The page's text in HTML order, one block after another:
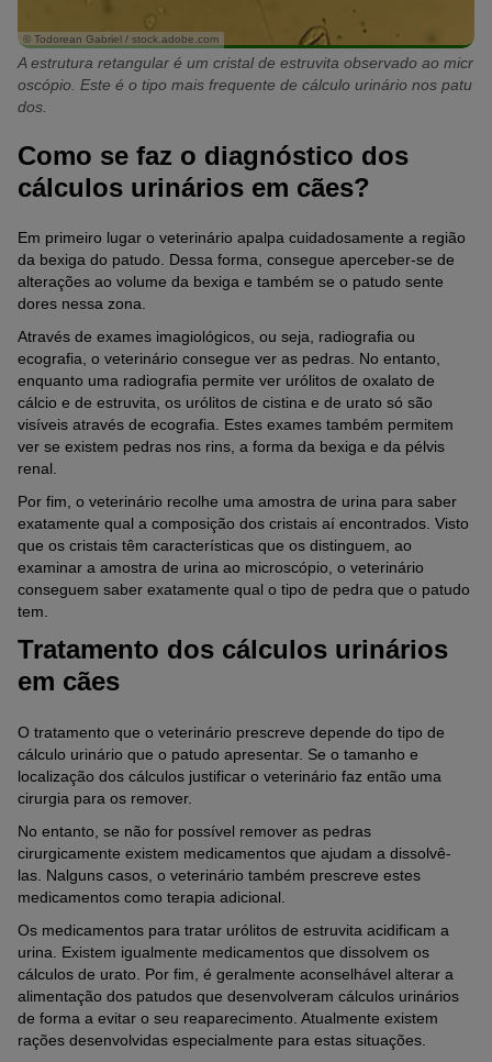
© Todorean Gabriel / stock.adobe.com
A estrutura retangular é um cristal de estruvita observado ao micr
oscópio. Este é o tipo mais frequente de cálculo urinário nos patu
dos.
Como se faz o diagnóstico dos
cálculos urinários em cães?
Em primeiro lugar o veterinário apalpa cuidadosamente a região
da bexiga do patudo. Dessa forma, consegue aperceber-se de
alterações ao volume da bexiga e também se o patudo sente
dores nessa zona.
Através de exames imagiológicos, ou seja, radiografia ou
ecografia, o veterinário consegue ver as pedras. No entanto,
enquanto uma radiografia permite ver urólitos de oxalato de
cálcio e de estruvita, os urólitos de cistina e de urato só são
visíveis através de ecografia. Estes exames também permitem
ver se existem pedras nos rins, a forma da bexiga e da pélvis
renal.
Por fim, o veterinário recolhe uma amostra de urina para saber
exatamente qual a composição dos cristais aí encontrados. Visto
que os cristais têm características que os distinguem, ao
examinar a amostra de urina ao microscópio, o veterinário
conseguem saber exatamente qual o tipo de pedra que o patudo
tem.
Tratamento dos cálculos urinários
em cães
O tratamento que o veterinário prescreve depende do tipo de
cálculo urinário que o patudo apresentar. Se o tamanho e
localização dos cálculos justificar o veterinário faz então uma
cirurgia para os remover.
No entanto, se não for possível remover as pedras
cirurgicamente existem medicamentos que ajudam a dissolvê-
las. Nalguns casos, o veterinário também prescreve estes
medicamentos como terapia adicional.
Os medicamentos para tratar urólitos de estruvita acidificam a
urina. Existem igualmente medicamentos que dissolvem os
cálculos de urato. Por fim, é geralmente aconselhável alterar a
alimentação dos patudos que desenvolveram cálculos urinários
de forma a evitar o seu reaparecimento. Atualmente existem
rações desenvolvidas especialmente para estas situações.